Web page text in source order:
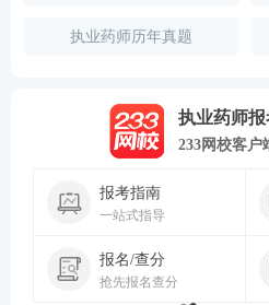
执业药师历年真题
执业药师报
233网校客户
报考指南
一站式指导
报名/查分
抢先报名查分